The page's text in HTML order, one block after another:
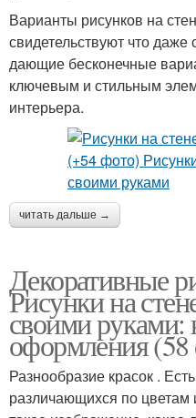
Варианты рисунков на
свидетельствуют что
дающие бесконечные
ключевым и стильным
интерьера.
читать дальше →
Декоративные
Рисунки на
своими руками:
оформления
Разнообразие красок .
различающихся по цветам